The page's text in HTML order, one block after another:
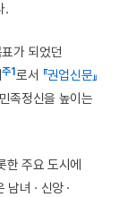
.
가 되었던
주1 로서 『권업신문』
족정신을 높이는
한 주요 도시에
녀 · 신앙 ·